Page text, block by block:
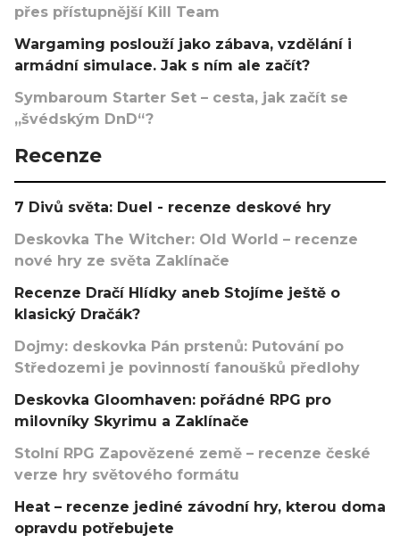
přes přístupnější Kill Team
Wargaming poslouží jako zábava, vzdělání i
armádní simulace. Jak s ním ale začít?
Symbaroum Starter Set – cesta, jak začít se
„švédským DnD“?
Recenze
7 Divů světa: Duel - recenze deskové hry
Deskovka The Witcher: Old World – recenze
nové hry ze světa Zaklínače
Recenze Dračí Hlídky aneb Stojíme ještě o
klasický Dračák?
Dojmy: deskovka Pán prstenů: Putování po
Středozemi je povinností fanoušků předlohy
Deskovka Gloomhaven: pořádné RPG pro
milovníky Skyrimu a Zaklínače
Stolní RPG Zapovězené země – recenze české
verze hry světového formátu
Heat – recenze jediné závodní hry, kterou doma
opravdu potřebujete